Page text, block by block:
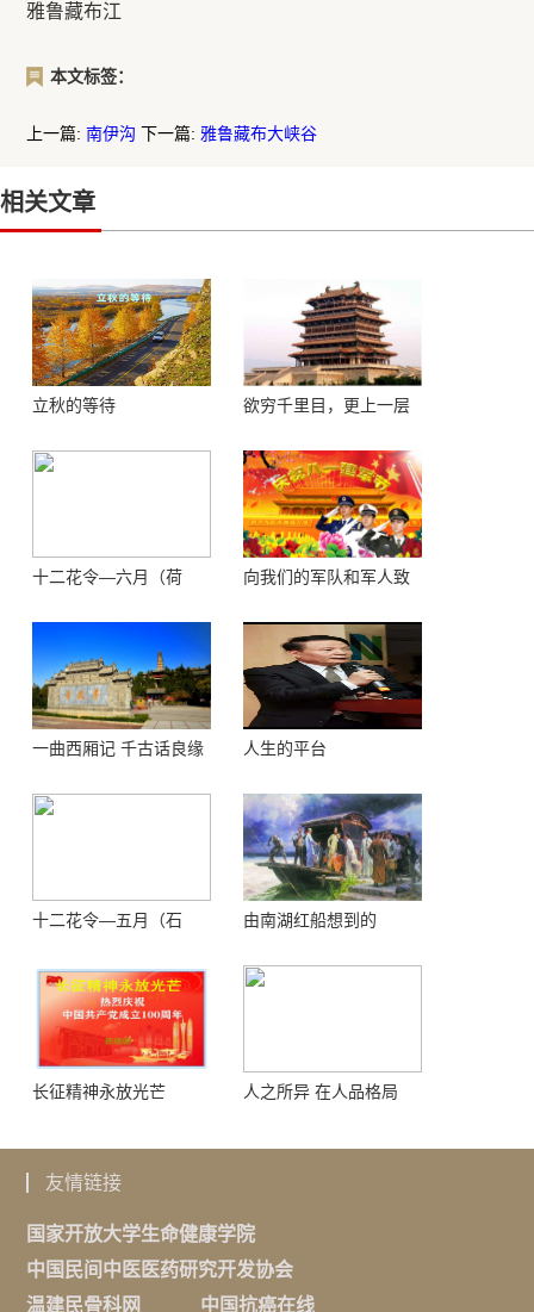
雅鲁藏布江
本文标签：
上一篇:南伊沟 下一篇:雅鲁藏布大峡谷
相关文章
立秋的等待
欲穷千里目，更上一层
十二花令—六月（荷
向我们的军队和军人致
一曲西厢记 千古话良缘 人生的平台
十二花令—五月（石
由南湖红船想到的
长征精神永放光芒 人之所异 在人品格局
友情链接
国家开放大学生命健康学院
中国民间中医医药研究开发协会
温建民骨科网
中国抗癌在线